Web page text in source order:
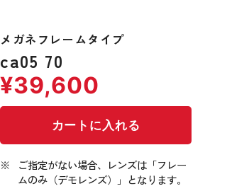
メガネフレームタイプ
ca05 70
ご指定がない場合、レンズは「フレー
ムのみ（デモレンズ）」となります。